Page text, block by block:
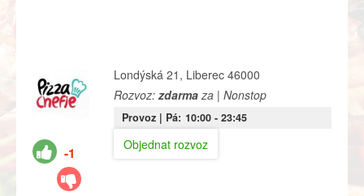
-1
Londýská 21, Liberec 46000
Rozvoz:zdarmaza | Nonstop
Provoz | Pá: 10:00- 23:45
Objednat rozvoz